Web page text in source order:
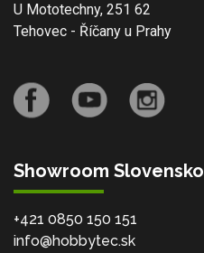
U Mototechny, 251 62
Tehovec - Říčany u Prahy
Showroom Slovensko
+421 0850 150 151
info@hobbytec.sk